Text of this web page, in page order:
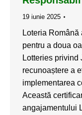
19 iunie 2025
Loteria
pentru a doua
Lotteries
recunoaștere a
implementarea
Această
angajamentului